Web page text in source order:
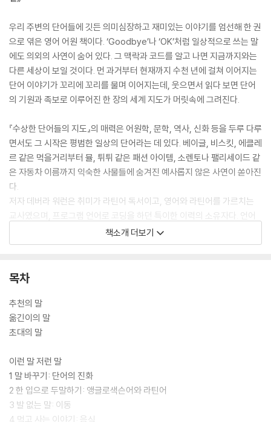
우리 주변의 단어들에 깃든 의미심장하고 재미있는 이야기를 엄선해 한 권
으로 엮은 영어 어원 책이다. ‘Goodbye’나 ‘OK’처럼 일상적으로 쓰는 말
에도 의외의 사연이 숨어 있다. 그 맥락과 코드를 알고 나면 지금까지와는
다른 세상이 보일 것이다. 먼 과거부터 현재까지 수천 년에 걸쳐 이어지는
단어 이야기가 꼬리에 꼬리를 물며 이어지는데, 웃으면서 읽다 보면 단어
의 기원과 족보로 이루어진 한 장의 세계 지도가 머릿속에 그려진다.
『수상한 단어들의 지도』의 매력은 어원학, 문학, 역사, 신화 등을 두루 다루
면서도 그 시작은 평범한 일상의 단어라는 데 있다. 베이글, 비스킷, 에클레
르 같은 먹을거리부터 뮬, 튀튀 같은 패션 아이템, 소렌토나 팰리세이드 같
은 자동차 이름까지 익숙한 사물들에 숨겨진 예사롭지 않은 사연이 쏟아진
다.
저자 데버라 워런은 취미가 라틴어 독서이고, 영어와 라틴어를 가르치는
교사였으며, 프로그램 언어로 코딩을 하던 특이한 이력의 소유자다. 언어
라면 가리지 않고 빠져드는 언어 덕후인 동시에 다채로운 수상 경력에 빛
나는 시인이기도 하다. 《로스앤젤레스 리뷰 오브 북스》는 『수상한 단어들
보냈다.
교양 어원 분야의 베스트셀러 『걸어 다니는 어원 사전』의 빼곡한 정보와
수다를 정확하고도 글맛 있게 옮긴 것으로 이름난 번역가 홍한결이 이 새
로운 어원 여왕의 역작을 위트 있게 번역했다. 단어가 걸어온 길마다 예상
하는 재미가 쏠쏠하다.
책소개 더보기
목차
추천의 말
옮긴이의 말
초대의 말
이런 말 저런 말
1 말 바꾸기: 단어의 진화
2 한 입으로 두말하기: 앵글로색슨어와 라틴어
3 발 없는 말: 이동
4 먹고 사는 이야기: 음식